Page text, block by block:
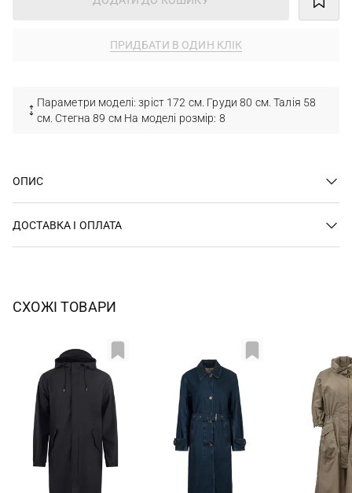
ПРИДБАТИ В ОДИН КЛІК
Параметри моделі: зріст 172 см. Груди 80 см. Талія 58
см. Стегна 89 см На моделі розмір: 8
ОПИС
ДОСТАВКА І ОПЛАТА
СХОЖІ ТОВАРИ